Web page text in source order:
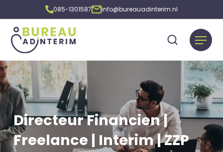
085-1301587 info@bureauadinterim.nl
Directeur Financien |
Freelance | Interim | ZZP